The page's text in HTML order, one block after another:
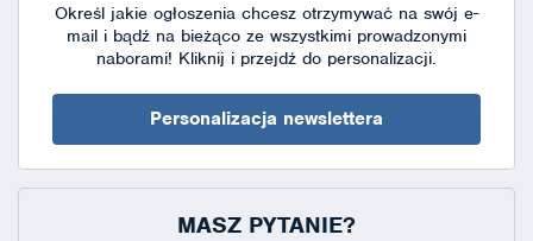
Określ jakie ogłoszenia chcesz otrzymywać na swój e-
mail i bądź na bieżąco ze wszystkimi prowadzonymi
naborami! Kliknij i przejdź do personalizacji.
Personalizacja newslettera
MASZ PYTANIE?